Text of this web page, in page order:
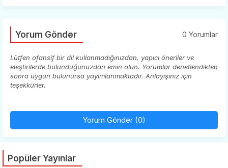
Yorum Gönder 0 Yorumlar
Lütfen ofansif bir dil kullanmadığınızdan, yapıcı öneriler ve
eleştirilerde bulunduğunuzdan emin olun. Yorumlar denetlendikten
sonra uygun bulunursa yayımlanmaktadır. Anlayışınız için
teşekkürler.
Yorum Gönder (0)
Popüler Yayınlar